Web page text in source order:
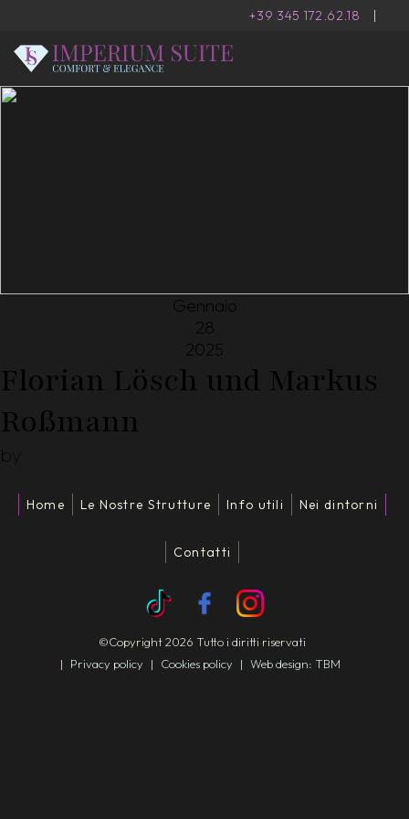
+39 345 172.62.18 |
Gennaio
28
2025
Florian Lösch und Markus
Roßmann
by
Home Le Nostre Strutture Info utili Nei dintorni
Contatti
©Copyright 2026 Tutto i diritti riservati
|
Privacy policy | Cookies policy | Web design: TBM